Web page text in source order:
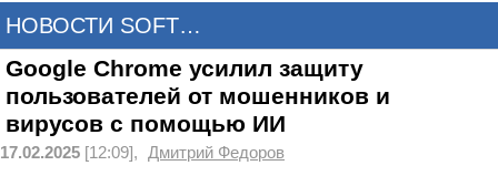
НОВОСТИ SOFTWARE
Google Chrome усилил защиту
пользователей от мошенников и
вирусов с помощью ИИ
17.02.2025 [12:09], Дмитрий Федоров